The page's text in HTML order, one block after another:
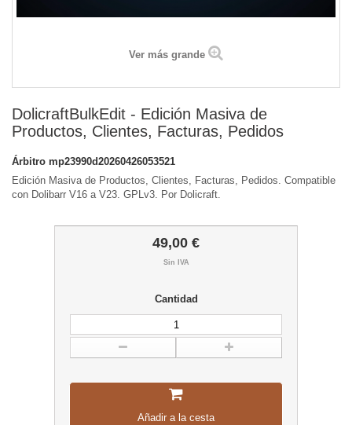
Ver más grande
DolicraftBulkEdit - Edición Masiva de
Productos, Clientes, Facturas, Pedidos
Árbitro mp23990d20260426053521
Edición Masiva de Productos, Clientes, Facturas, Pedidos. Compatible
con Dolibarr V16 a V23. GPLv3. Por Dolicraft.
49,00 €
Sin IVA
Cantidad
Añadir a la cesta